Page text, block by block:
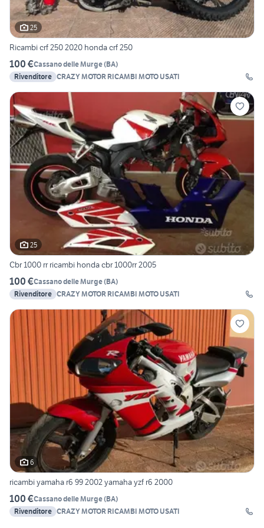
25
Ricambi crf 250 2020 honda crf 250
100 €Cassano delle Murge(BA)
Rivenditore CRAZY MOTOR RICAMBI MOTO USATI
25
Cbr 1000 rr ricambi honda cbr 1000rr 2005
100 €Cassano delle Murge(BA)
Rivenditore CRAZY MOTOR RICAMBI MOTO USATI
6
ricambi yamaha r6 99 2002 yamaha yzf r6 2000
100 €Cassano delle Murge(BA)
Rivenditore CRAZY MOTOR RICAMBI MOTO USATI